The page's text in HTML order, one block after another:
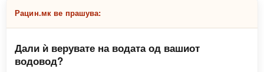
Рацин.мк ве прашува:
Дали ѝ верувате на водата од вашиот
водовод?